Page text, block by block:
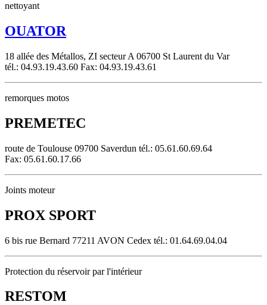
nettoyant
OUATOR
18 allée des Métallos, ZI secteur A 06700 St Laurent du Var
tél.: 04.93.19.43.60 Fax: 04.93.19.43.61
remorques motos
PREMETEC
route de Toulouse 09700 Saverdun tél.: 05.61.60.69.64
Fax: 05.61.60.17.66
Joints moteur
PROX SPORT
6 bis rue Bernard 77211 AVON Cedex tél.: 01.64.69.04.04
Protection du réservoir par l'intérieur
RESTOM